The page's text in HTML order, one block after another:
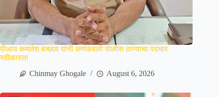
पीआय कमलेश बच्छाव यांनी कणकवली पोलीस ठाण्याचा पदभार
स्वीकारला
Chinmay Ghogale
August 6, 2026